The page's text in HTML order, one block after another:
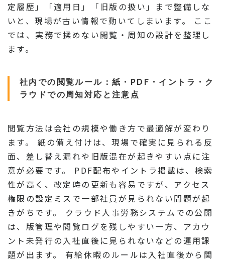
定履歴」「適用日」「旧版の扱い」まで整備しな
いと、現場が古い情報で動いてしまいます。 ここ
では、実務で揉めない閲覧・周知の設計を整理し
ます。
社内での閲覧ルール：紙・PDF・イントラ・ク
ラウドでの周知対応と注意点
閲覧方法は会社の規模や働き方で最適解が変わり
ます。 紙の備え付けは、現場で確実に見られる反
面、差し替え漏れや旧版混在が起きやすい点に注
意が必要です。 PDF配布やイントラ掲載は、検索
性が高く、改定時の更新も容易ですが、アクセス
権限の設定ミスで一部社員が見られない問題が起
きがちです。 クラウド人事労務システムでの公開
は、版管理や閲覧ログを残しやすい一方、アカウ
ント未発行の入社直後に見られないなどの運用課
題が出ます。 有給休暇のルールは入社直後から関